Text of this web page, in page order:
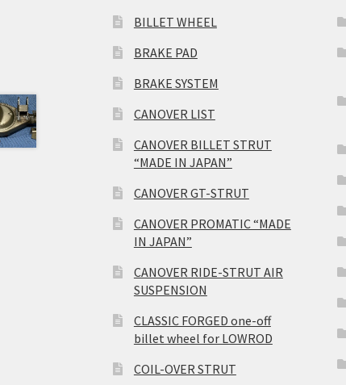
BILLET WHEEL
BRAKE PAD
BRAKE SYSTEM
CANOVER LIST
CANOVER BILLET STRUT
“MADE IN JAPAN”
CANOVER GT-STRUT
CANOVER PROMATIC “MADE
IN JAPAN”
CANOVER RIDE-STRUT AIR
SUSPENSION
CLASSIC FORGED one-off
billet wheel for LOWROD
COIL-OVER STRUT